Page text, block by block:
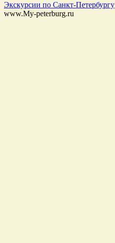
Экскурсии по Санкт-Петербургу
www.My-peterburg.ru